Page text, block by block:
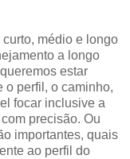
médio e longo
a longo
estar
o perfil, o caminho,
focar inclusive a
precisão. Ou
importantes, quais
ao perfil do